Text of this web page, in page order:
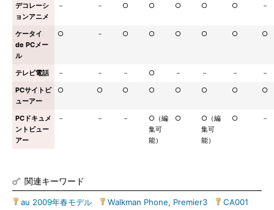
デコレーシ
ョンアニメ
－ － ○ ○ ○ ○ ○ －
ケータイ
de PCメー
ル
○ － ○ ○ ○ ○ ○ ○
テレビ電話 － － － ○ － － －
－
PCサイトビ
ューアー
○ ○ ○ ○ ○ ○ ○ ○
PCドキュメ
ントビュー
アー
－ － －
○（編
集可
能）
○
○（編
集可
能）
○ －
関連キーワード
au 2009年春モデル Walkman Phone, Premier3 CA001